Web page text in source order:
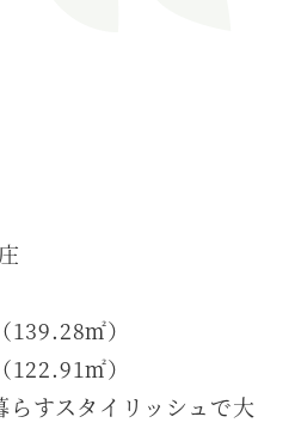
㎡）
㎡）
すスタイリッシュで大